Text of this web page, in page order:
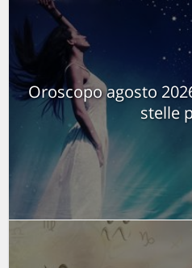
Oroscopo agosto
stelle